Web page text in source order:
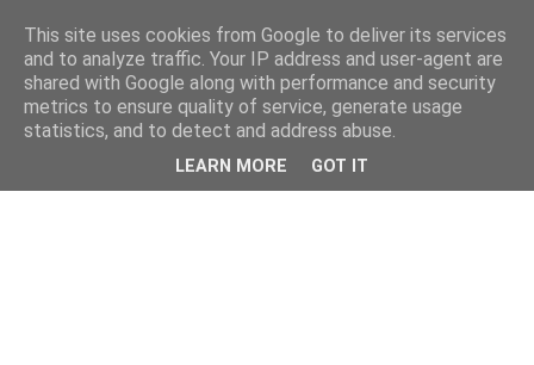
This site uses cookies from Google to deliver its services
and to analyze traffic. Your IP address and user-agent are
shared with Google along with performance and security
metrics to ensure quality of service, generate usage
statistics, and to detect and address abuse.
LEARN MORE GOT IT